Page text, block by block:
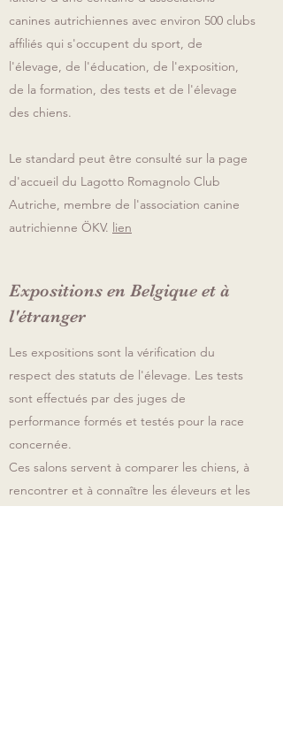
canines autrichiennes avec environ 500 clubs
affiliés qui s'occupent du sport, de
l'élevage, de l'éducation, de l'exposition,
de la formation, des tests et de l'élevage
des chiens.
Le standard peut être consulté sur la page
d'accueil du Lagotto Romagnolo Club
Autriche, membre de l'association canine
autrichienne ÖKV. lien
Expositions en Belgique et à
l'étranger
Les expositions sont la vérification du
respect des statuts de l'élevage. Les tests
sont effectués par des juges de
performance formés et testés pour la race
concernée.
Ces salons servent à comparer les chiens, à
rencontrer et à connaître les éleveurs et les